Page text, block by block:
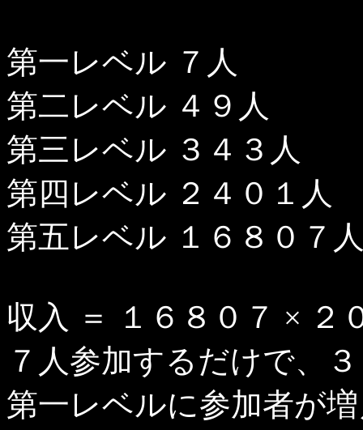
第一レベル ７人
第二レベル ４９人
第三レベル ３４３人
第四レベル ２４０１人
第五レベル １６８０７
収入 ＝ １６８０７ × ２
７人参加するだけで、
第一レベルに参加者が